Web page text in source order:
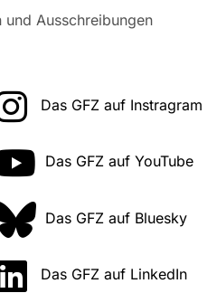
Ausschreibungen
Das GFZ auf Instragram
Das GFZ auf YouTube
Das GFZ auf Bluesky
Das GFZ auf LinkedIn